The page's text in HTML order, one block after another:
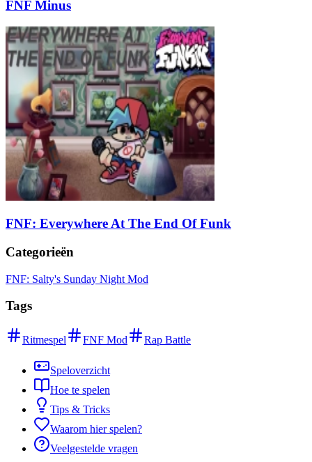
FNF Minus
FNF: Everywhere At The End Of Funk
Categorieën
FNF: Salty's Sunday Night Mod
Tags
Ritmespel FNF Mod Rap Battle
Speloverzicht
Hoe te spelen
Tips & Tricks
Waarom hier spelen?
Veelgestelde vragen